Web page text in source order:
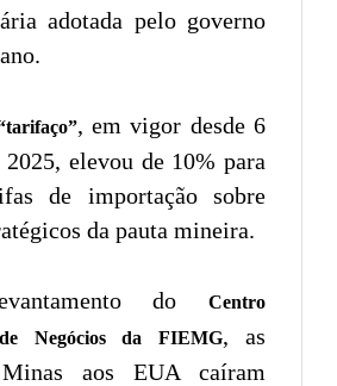
adotada pelo governo
, em vigor desde 6
2025, elevou de 10% para
de importação sobre
da pauta mineira.
do
Centro
Negócios da FIEMG, as
aos EUA caíram